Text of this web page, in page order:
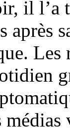
il l’a
après
Les